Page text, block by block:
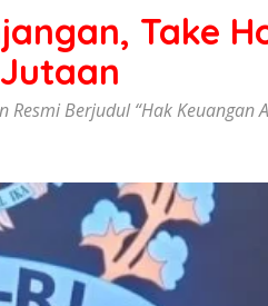
Take
Berjudul “Hak Keuangan